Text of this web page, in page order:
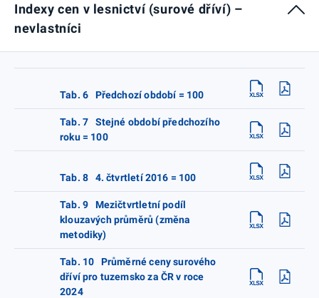
Indexy cen v lesnictví (surové dříví) –
nevlastníci
Tab. 6 Předchozí období = 100
Tab. 7 Stejné období předchozího
roku = 100
Tab. 8 4. čtvrtletí 2016 = 100
Tab. 9 Mezičtvrtletní podíl
klouzavých průměrů (změna
metodiky)
Tab. 10 Průměrné ceny surového
dříví pro tuzemsko za ČR v roce
2024